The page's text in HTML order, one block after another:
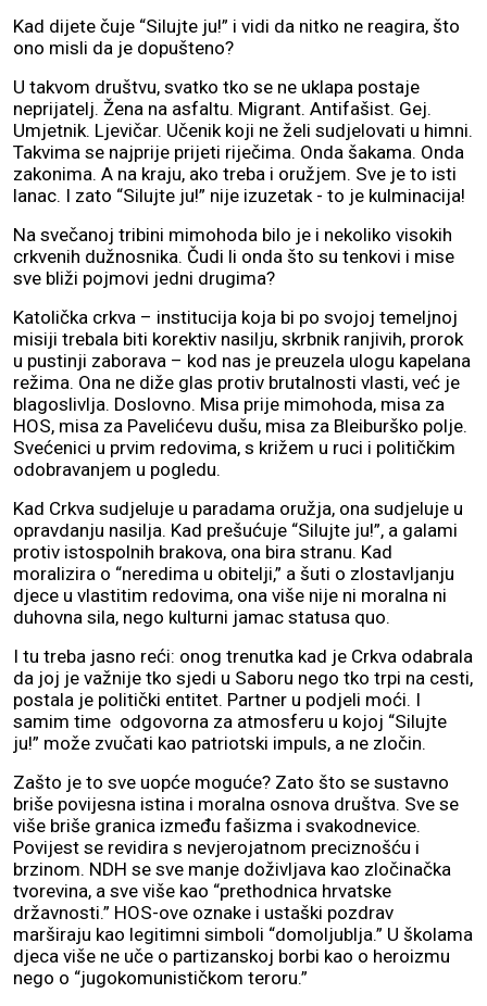
Kad dijete čuje “Silujte ju!” i vidi da nitko ne reagira, što
ono misli da je dopušteno?
U takvom društvu, svatko tko se ne uklapa postaje
neprijatelj. Žena na asfaltu. Migrant. Antifašist. Gej.
Umjetnik. Ljevičar. Učenik koji ne želi sudjelovati u himni.
Takvima se najprije prijeti riječima. Onda šakama. Onda
zakonima. A na kraju, ako treba i oružjem. Sve je to isti
lanac. I zato “Silujte ju!” nije izuzetak - to je kulminacija!
Na svečanoj tribini mimohoda bilo je i nekoliko visokih
crkvenih dužnosnika. Čudi li onda što su tenkovi i mise
sve bliži pojmovi jedni drugima?
Katolička crkva – institucija koja bi po svojoj temeljnoj
misiji trebala biti korektiv nasilju, skrbnik ranjivih, prorok
u pustinji zaborava – kod nas je preuzela ulogu kapelana
režima. Ona ne diže glas protiv brutalnosti vlasti, već je
blagoslivlja. Doslovno. Misa prije mimohoda, misa za
HOS, misa za Pavelićevu dušu, misa za Bleiburško polje.
Svećenici u prvim redovima, s križem u ruci i političkim
odobravanjem u pogledu.
Kad Crkva sudjeluje u paradama oružja, ona sudjeluje u
opravdanju nasilja. Kad prešućuje “Silujte ju!”, a galami
protiv istospolnih brakova, ona bira stranu. Kad
moralizira o “neredima u obitelji,” a šuti o zlostavljanju
djece u vlastitim redovima, ona više nije ni moralna ni
duhovna sila, nego kulturni jamac statusa quo.
I tu treba jasno reći: onog trenutka kad je Crkva odabrala
da joj je važnije tko sjedi u Saboru nego tko trpi na cesti,
postala je politički entitet. Partner u podjeli moći. I
samim time odgovorna za atmosferu u kojoj “Silujte
ju!” može zvučati kao patriotski impuls, a ne zločin.
Zašto je to sve uopće moguće? Zato što se sustavno
briše povijesna istina i moralna osnova društva. Sve se
više briše granica između fašizma i svakodnevice.
Povijest se revidira s nevjerojatnom preciznošću i
brzinom. NDH se sve manje doživljava kao zločinačka
tvorevina, a sve više kao “prethodnica hrvatske
državnosti.” HOS-ove oznake i ustaški pozdrav
marširaju kao legitimni simboli “domoljublja.” U školama
djeca više ne uče o partizanskoj borbi kao o heroizmu
nego o “jugokomunističkom teroru.”